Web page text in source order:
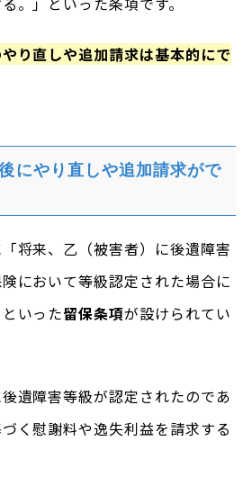
り直しや追加請求は基本的にで
にやり直しや追加請求がで
将来、乙（被害者）に後遺障害
において等級認定された場合に
いった留保条項が設けられてい
遺障害等級が認定されたのであ
く慰謝料や逸失利益を請求する